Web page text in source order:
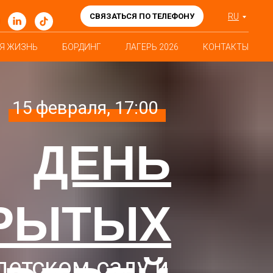
СВЯЗАТЬСЯ ПО ТЕЛЕФОНУ RU
ЖИЗНЬ БОРДИНГ ЛАГЕРЬ 2026 КОНТАКТЫ
ДЕНЬ
саду и
15 февраля, 17:00